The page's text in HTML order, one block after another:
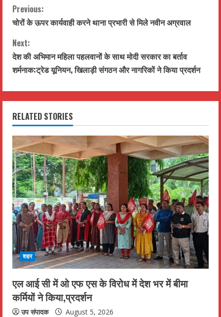
C
o
n
t
i
n
u
e
R
e
a
d
i
n
g
Previous:
चोरों के ऊपर कार्यवाही करने थाना प्रभारी से मिले नवीन अग्रवाल
Next:
देश की अभिमान महिला पहलवानों के साथ मोदी सरकार का बर्ताव
शर्मनाक:ट्रेड यूनियन, खिलाड़ी संगठन और नागरिकों ने किया प्रदर्शन
RELATED STORIES
शहर
एल आई सी में ओ एफ एस के विरोध में देश भर में बीमा
कर्मियों ने किया,प्रदर्शन
उप संपादक August 5, 2026